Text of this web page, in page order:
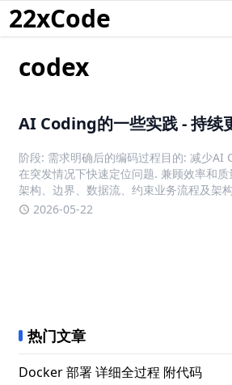
22xCode
codex
AI Coding的一些实践 - 持续
阶段: 需求明确后的编码过程目的: 减少AI
在突发情况下快速定位问题. 兼顾效率和
架构、边界、数据流、约束业务流程及架
梳理一次, 明确数据和状态在其中的流转和
2026-05-22
热门文章
Docker 部署 详细全过程 附代码